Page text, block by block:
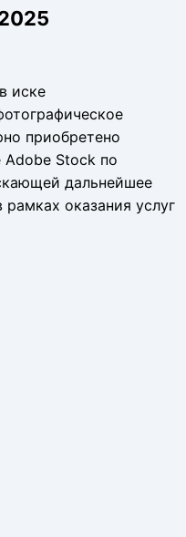
иске
приобретено
Stock по
дальнейшее
оказания услуг